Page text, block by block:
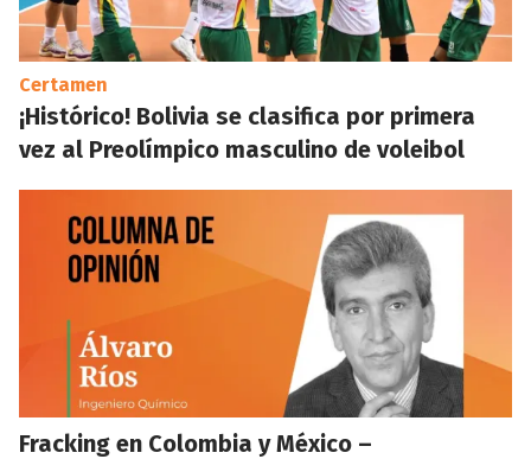
Certamen
¡Histórico! Bolivia se clasifica por primera
vez al Preolímpico masculino de voleibol
Fracking en Colombia y México –